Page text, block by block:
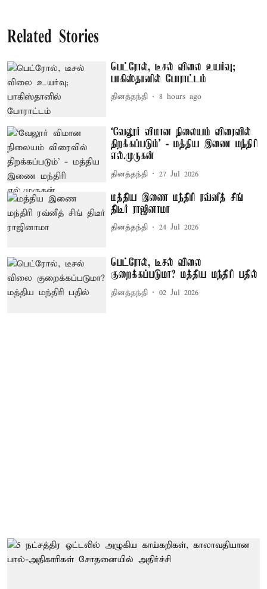
Related Stories
பெட்ரோல், டீசல் விலை உயர்வு;
பாகிஸ்தானில் போராட்டம்
தினத்தந்தி 8 hours ago
‘வேலூர் விமான நிலையம் விரைவில்
திறக்கப்படும்’ - மத்திய இணை மந்திரி
எல்.முருகன்
தினத்தந்தி 27 Jul 2026
மத்திய இணை மந்திரி ரவ்னீத் சிங்
திடீர் ராஜினாமா
தினத்தந்தி 24 Jul 2026
பெட்ரோல், டீசல் விலை
குறைக்கப்படுமா? மத்திய மந்திரி பதில்
தினத்தந்தி 02 Jul 2026